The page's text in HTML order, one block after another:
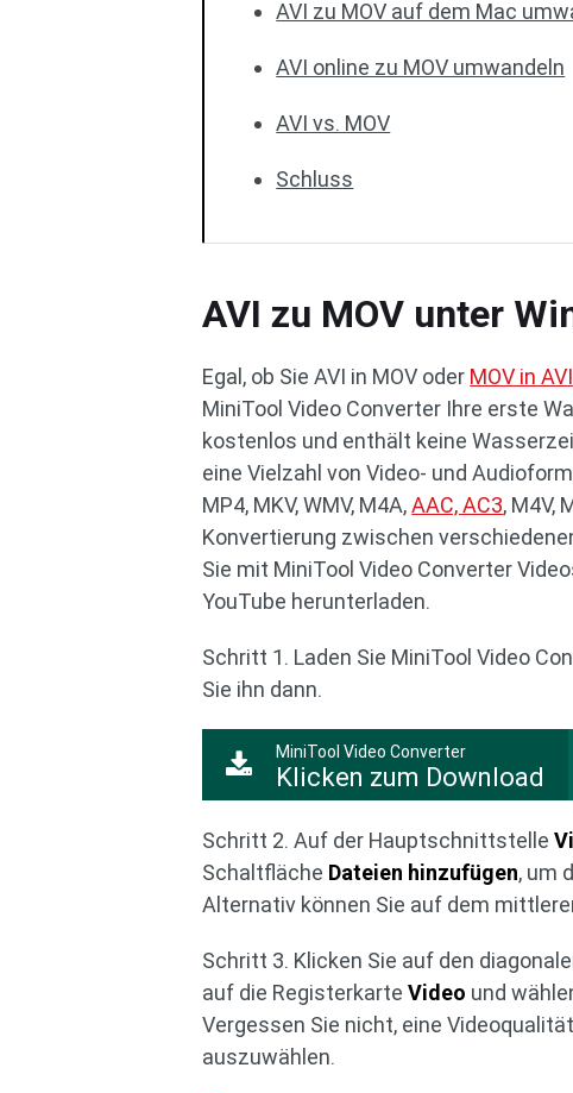
AVI zu MOV auf dem Mac
AVI online zu MOV umwandeln
AVI vs. MOV
Schluss
AVI zu MOV unter
Egal, ob Sie AVI in MOV oder MOV in AVI
MiniTool Video Converter Ihre erste
kostenlos und enthält keine
eine Vielzahl von Video- und
MP4, MKV, WMV, M4A,AAC, AC3, M4V,
Konvertierung zwischen
Sie mit MiniTool Video Converter
YouTube herunterladen.
Schritt 1. Laden Sie MiniTool Video
Sie ihn dann.
MiniTool Video Converter
Klicken zum Download
Schritt 2. Auf der Hauptschnittstelle
Schaltfläche Dateien hinzufügen, um
Alternativ können Sie auf dem
Schritt 3. Klicken Sie auf den
auf die RegisterkarteVideo und
Vergessen Sie nicht, eine
auszuwählen.